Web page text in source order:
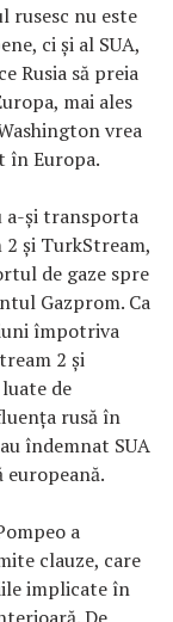
rusesc nu este
ci şi al SUA,
Rusia să preia
mai ales
vrea
în Europa.
a-şi transporta
şi TurkStream,
de gaze spre
Gazprom. Ca
împotriva
2 și
de
rusă în
îndemnat SUA
europeană.
a
clauze, care
implicate în